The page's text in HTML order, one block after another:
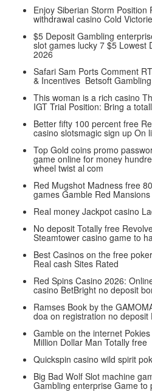
Enjoy Siberian Storm Position
withdrawal casino Cold
$5 Deposit Gambling
slot games lucky 7 $5 Lowest
2026
Safari Sam Ports Comment
& Incentives ️ Betsoft Gambling
This woman is a rich casino
IGT Trial Position: Bring a
Better fifty 100 percent free
casino slotsmagic sign up On
Top Gold coins promo
game online for money
wheel twist al com
Red Mugshot Madness free
games Gamble Red
Real money Jackpot casino
No deposit Totally free
Steamtower casino game to
Best Casinos on the free
Real cash Sites Rated
Red Spins Casino 2026:
casino BetBright no deposit
Ramses Book by the
doa on registration no deposit
Gamble on the internet
Million Dollar Man Totally free
Quickspin casino wild spirit
Big Bad Wolf Slot machine
Gambling enterprise Game to